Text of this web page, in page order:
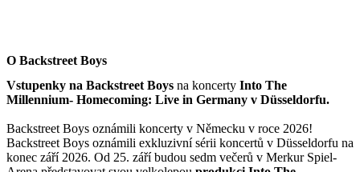
O Backstreet Boys
Vstupenky na Backstreet Boys na koncerty Into The
Millennium- Homecoming: Live in Germany v Düsseldorfu.
Backstreet Boys oznámili koncerty v Německu v roce 2026!
Backstreet Boys oznámili exkluzivní sérii koncertů v Düsseldorfu na
konec září 2026. Od 25. září budou sedm večerů v Merkur Spiel-